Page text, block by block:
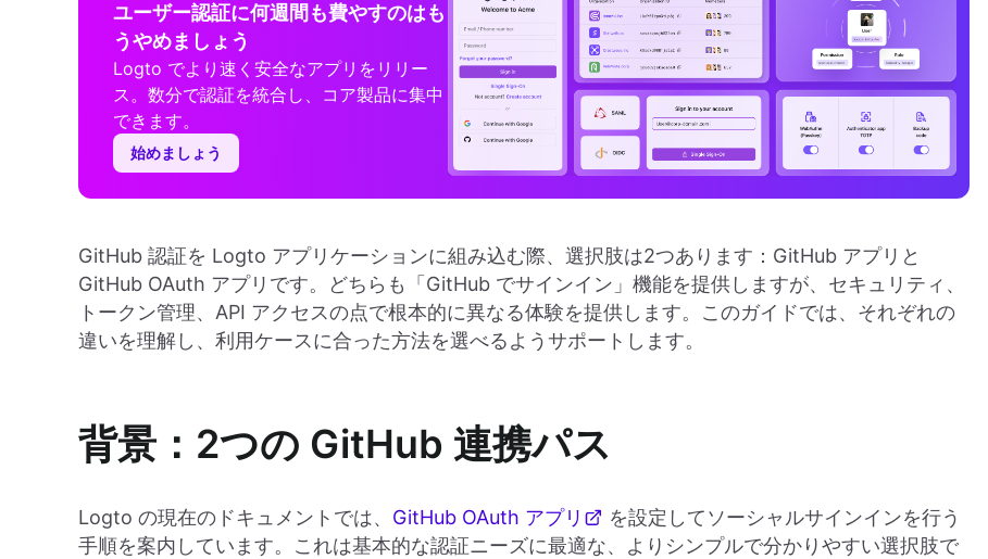
ユーザー認証に何週間も費やすのはも
うやめましょう
Logto でより速く安全なアプリをリリー
ス。数分で認証を統合し、コア製品に集中
できます。
始めましょう
GitHub 認証を Logto アプリケーションに組み込む際、選択肢は2つあります：GitHub アプリと
GitHub OAuth アプリです。どちらも「GitHub でサインイン」機能を提供しますが、セキュリティ、
トークン管理、API アクセスの点で根本的に異なる体験を提供します。このガイドでは、それぞれの
違いを理解し、利用ケースに合った方法を選べるようサポートします。
背景：2つの GitHub 連携パス
Logto の現在のドキュメントでは、 GitHub OAuth アプリ
を設定してソーシャルサインインを行う
手順を案内しています。これは基本的な認証ニーズに最適な、よりシンプルで分かりやすい選択肢で